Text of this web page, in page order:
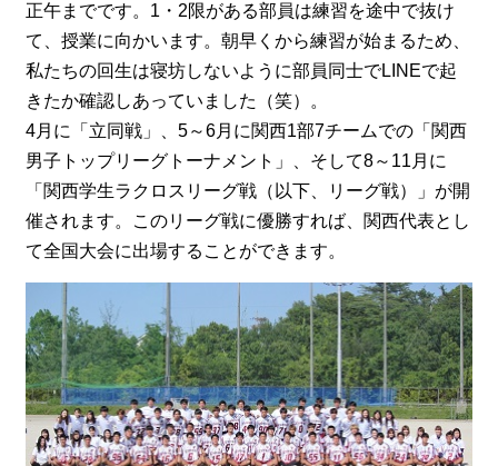
正午までです。1・2限がある部員は練習を途中で抜け
て、授業に向かいます。朝早くから練習が始まるため、
私たちの回生は寝坊しないように部員同士でLINEで起
きたか確認しあっていました（笑）。
4月に「立同戦」、5～6月に関西1部7チームでの「関西
男子トップリーグトーナメント」、そして8～11月に
「関西学生ラクロスリーグ戦（以下、リーグ戦）」が開
催されます。このリーグ戦に優勝すれば、関西代表とし
て全国大会に出場することができます。